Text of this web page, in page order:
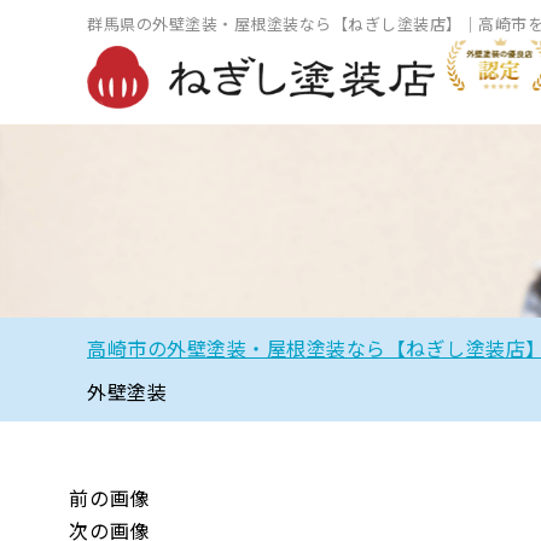
群馬県の外壁塗装・屋根塗装なら【ねぎし塗装店】｜高崎市
高崎市の外壁塗装・屋根塗装なら【ねぎし塗装店
外壁塗装
前の画像
次の画像